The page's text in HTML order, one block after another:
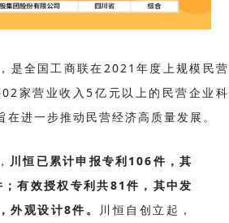
是全国工商联在2021年度上规模民营
家营业收入5亿元以上的民营企业科
进一步推动民营经济高质量发展。
川恒已累计申报专利106件，其
有效授权专利共81件，其中发
外观设计8件。
川恒自创立起，